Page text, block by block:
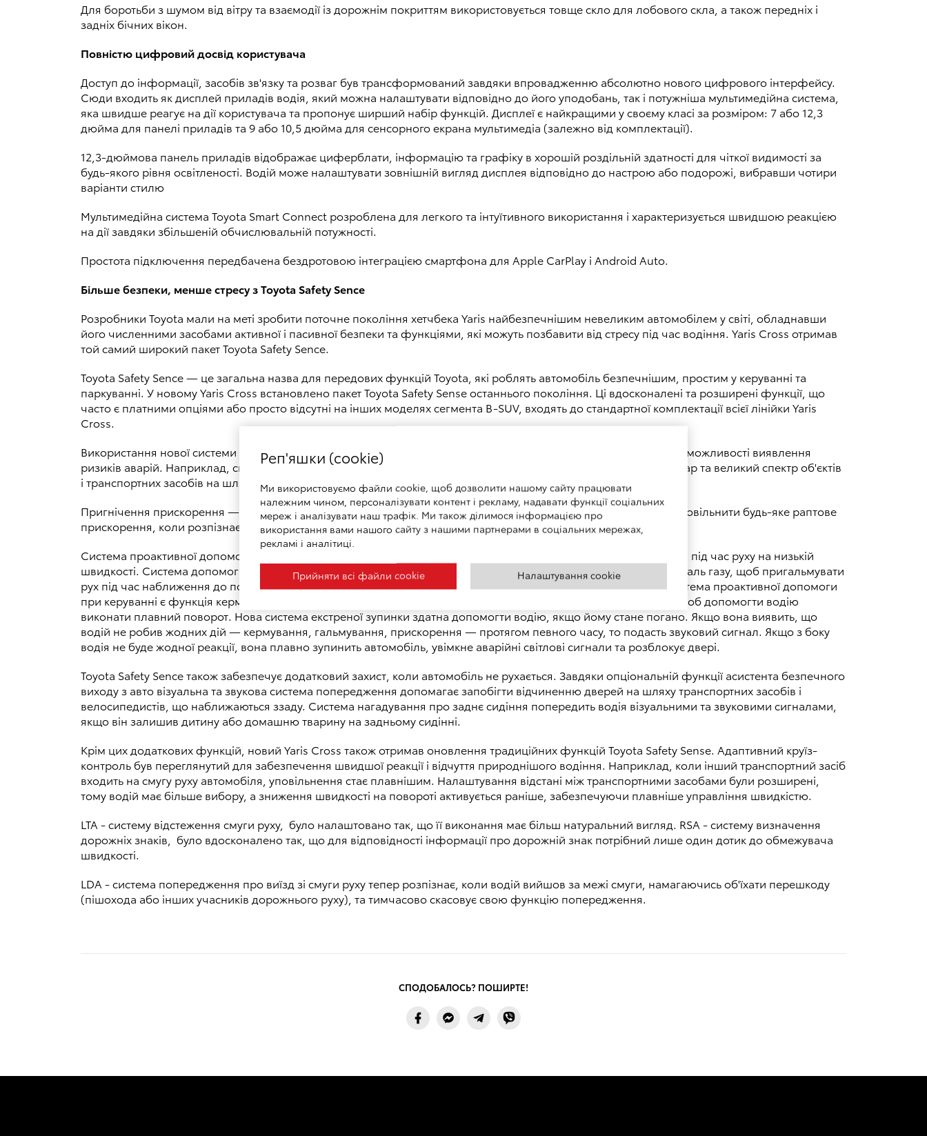
Для боротьби з шумом від вітру та взаємодії із дорожнім покриттям використовується товще скло для лобового скла, а також передніх і
задніх бічних вікон.
Повністю цифровий досвід користувача
Доступ до інформації, засобів зв'язку та розваг був трансформований завдяки впровадженню абсолютно нового цифрового інтерфейсу.
Сюди входить як дисплей приладів водія, який можна налаштувати відповідно до його уподобань, так і потужніша мультимедійна система,
яка швидше реагує на дії користувача та пропонує ширший набір функцій. Дисплеї є найкращими у своєму класі за розміром: 7 або 12,3
дюйма для панелі приладів та 9 або 10,5 дюйма для сенсорного екрана мультимедіа (залежно від комплектації).
12,3-дюймова панель приладів відображає циферблати, інформацію та графіку в хорошій роздільній здатності для чіткої видимості за
будь-якого рівня освітленості. Водій може налаштувати зовнішній вигляд дисплея відповідно до настрою або подорожі, вибравши чотири
варіанти стилю
Мультимедійна система Toyota Smart Connect розроблена для легкого та інтуїтивного використання і характеризується швидшою реакцією
на дії завдяки збільшеній обчислювальній потужності.
Простота підключення передбачена бездротовою інтеграцією смартфона для Apple CarPlay і Android Auto.
Більше безпеки, менше стресу з Toyota Safety Sence
Розробники Toyota мали на меті зробити поточне покоління хетчбека Yaris найбезпечнішим невеликим автомобілем у світі, обладнавши
його численними засобами активної і пасивної безпеки та функціями, які можуть позбавити від стресу під час водіння. Yaris Cross отримав
той самий широкий пакет Toyota Safety Sence.
Toyota Safety Sence — це загальна назва для передових функцій Toyota, які роблять автомобіль безпечнішим, простим у керуванні та
паркуванні. У новому Yaris Cross встановлено пакет Toyota Safety Sense останнього покоління. Ці вдосконалені та розширені функції, що
часто є платними опціями або просто відсутні на інших моделях сегмента B-SUV, входять до стандартної комплектації всієї лінійки Yaris
Cross.
Використання нової системи камер і радарів, яка може сканувати на більшу відстань і значно ширше, збільшує можливості виявлення
ризиків аварій. Наприклад, система запобігання зіткненням тепер може розпізнавати потенційний лобовий удар та великий спектр об'єктів
і транспортних засобів на шляху автомобіля, включно з пішоходами, велосипедистами, мотоциклістами.
Пригнічення прискорення — нове доповнення до портфоліо Toyota Safety Sense. Система втручається, щоб уповільнити будь-яке раптове
прискорення, коли розпізнає ризик зіткнення з транспортним засобом попереду.
Cистема проактивної допомоги при керуванні — ще одна нова функція, покликана допомогти уникнути аварій під час руху на низькій
швидкості. Система допомоги під час уповільнення забезпечує плавне сповільнення, коли водій відпускає педаль газу, щоб пригальмувати
рух під час наближення до повільного автомобіля попереду або входження в поворот. Другим елементом cистема проактивної допомоги
при керуванні є функція кермування, яка розпізнає поворот на шляху попереду та регулює зусилля на кермі, щоб допомогти водію
виконати плавний поворот. Нова система екстреної зупинки здатна допомогти водію, якщо йому стане погано. Якщо вона виявить, що
водій не робив жодних дій — кермування, гальмування, прискорення — протягом певного часу, то подасть звуковий сигнал. Якщо з боку
водія не буде жодної реакції, вона плавно зупинить автомобіль, увімкне аварійні світлові сигнали та розблокує двері.
Toyota Safety Sence також забезпечує додатковий захист, коли автомобіль не рухається. Завдяки опціональній функції асистента безпечного
виходу з авто візуальна та звукова система попередження допомагає запобігти відчиненню дверей на шляху транспортних засобів і
велосипедистів, що наближаються ззаду. Система нагадування про заднє сидіння попередить водія візуальними та звуковими сигналами,
якщо він залишив дитину або домашню тварину на задньому сидінні.
Крім цих додаткових функцій, новий Yaris Cross також отримав оновлення традиційних функцій Toyota Safety Sense. Адаптивний круїз-
контроль був переглянутий для забезпечення швидшої реакції і відчуття природнішого водіння. Наприклад, коли інший транспортний засіб
входить на смугу руху автомобіля, уповільнення стає плавнішим. Налаштування відстані між транспортними засобами були розширені,
тому водій має більше вибору, а зниження швидкості на повороті активується раніше, забезпечуючи плавніше управління швидкістю.
LTA - систему відстеження смуги руху, було налаштовано так, що її виконання має більш натуральний вигляд. RSA - систему визначення
дорожніх знаків, було вдосконалено так, що для відповідності інформації про дорожній знак потрібний лише один дотик до обмежувача
швидкості.
LDA - cистема попередження про виїзд зі смуги руху тепер розпізнає, коли водій вийшов за межі смуги, намагаючись об'їхати перешкоду
(пішохода або інших учасників дорожнього руху), та тимчасово скасовує свою функцію попередження.
СПОДОБАЛОСЬ? ПОШИРТЕ!
Реп'яшки (cookie)
Ми використовуємо файли cookie, щоб дозволити нашому сайту працювати
належним чином, персоналізувати контент і рекламу, надавати функції соціальних
мереж і аналізувати наш трафік. Ми також ділимося інформацією про
використання вами нашого сайту з нашими партнерами в соціальних мережах,
рекламі і аналітиці.
Прийняти всі файли сookie Налаштування cookie